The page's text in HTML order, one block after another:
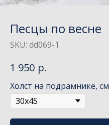
Песцы по весне
SKU: dd069-1
1 950 р.
Холст на подрамнике, см